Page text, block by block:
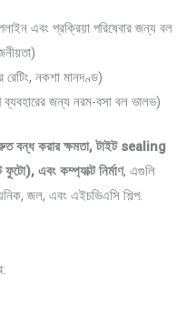
এবং প্রক্রিয়া পরিষেবার জন্য বল
রেটিং, নকশা মানদণ্ড)
ব্যবহারের জন্য নরম-বসা বল ভালভ)
বন্ধ করার ক্ষমতা, টাইট sealing
এবং কম্প্যাক্ট নির্মাণ, এগুলি
জল, এবং এইচভিএসি শিল্প.